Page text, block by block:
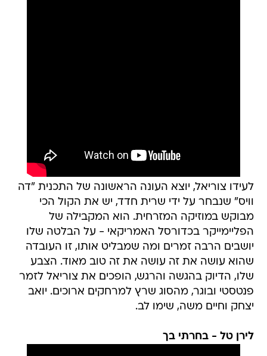
לעידו צוריאל, יוצא העונה הראשונה של התכנית "דה
וויס" שנבחר על ידי שרית חדד, יש את הקול הכי
מבוקש במוזיקה המזרחית. הוא המקבילה של
הפליימייקר בכדורסל האמריקאי - על הבלטה שלו
יושבים הרבה זמרים ומה שמבליט אותו, זו העובדה
שהוא עושה את זה עושה את זה טוב מאוד. הצבע
שלו, הדיוק בהגשה והרגש, הופכים את צוריאל לזמר
פנטסטי ובוגר, מהסוג שרץ למרחקים ארוכים. יואב
יצחק וחיים משה, שימו לב.
לירן טל - בחרתי בך